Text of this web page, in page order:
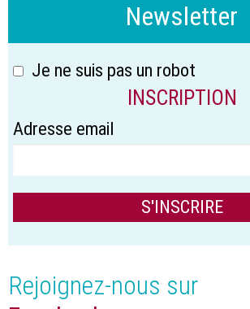
Newsletter
Je ne suis pas un robot
INSCRIPTION
Adresse email
Rejoignez-nous sur